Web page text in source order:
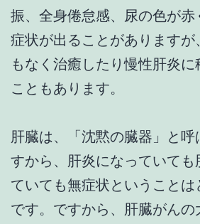
振、全身倦怠感、尿の色が赤
症状が出ることがありますが
もなく治癒したり慢性肝炎に
こともあります。
肝臓は、「沈黙の臓器」と
すから、肝炎になっていても
ていても無症状ということは
です。ですから、肝臓がんの